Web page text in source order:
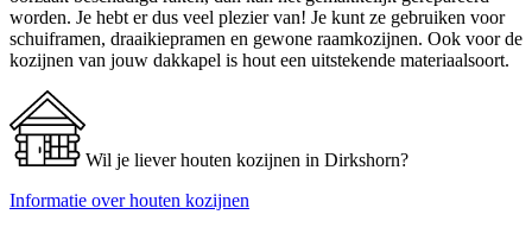
worden. Je hebt er dus veel plezier van! Je kunt ze gebruiken voor
schuiframen, draaikiepramen en gewone raamkozijnen. Ook voor de
kozijnen van jouw dakkapel is hout een uitstekende materiaalsoort.
Wil je liever houten kozijnen in Dirkshorn?
Informatie over houten kozijnen